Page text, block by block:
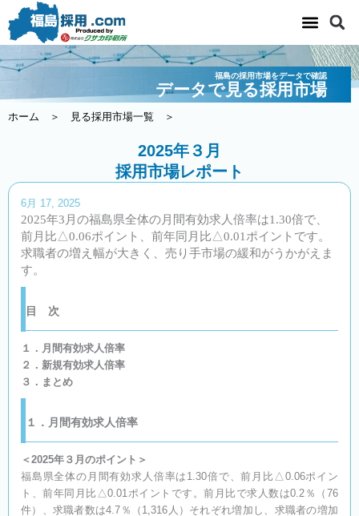
容
を
ス
プ
福島の採用市場をデータで確認
データで見る採用市場
ホーム ＞ 見る採用市場一覧 ＞
2025年３月
採用市場レポート
6月 17, 2025
2025年3 月の福島県全体の月間有効求人倍率は1.30倍で、
前月比△0.06ポイント、前年同月比△0.01 ポイントです。
求職者の増え幅が大きく、売り手市場の緩和がうかがえま
す。
目 次
１．月間有効求人倍率
２．新規有効求人倍率
３．まとめ
１．月間有効求人倍率
＜2025年３月のポイント＞
福島県全体の月間有効求人倍率は1.30倍で、前月比△0.06ポイン
ト、前年同月比△0.01ポイントです。前月比で求人数は0.2％（76
件）、求職者数は4.7％（1,316人）それぞれ増加し、求職者の増加